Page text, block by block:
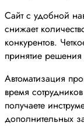
Сайт с удобной
снижает
конкурентов.
принятие решения
Автоматизация
время
получаете
дополнительных